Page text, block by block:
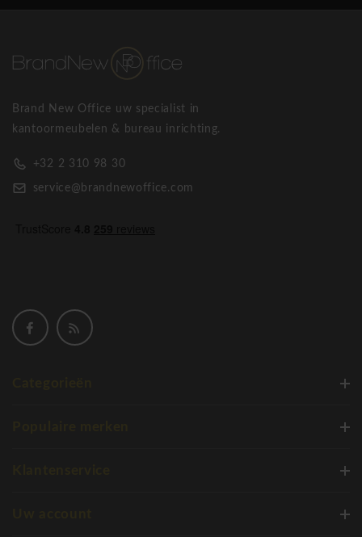
Brand New Office uw specialist in
kantoormeubelen & bureau inrichting.
+32 2 310 98 30
service@brandnewoffice.com